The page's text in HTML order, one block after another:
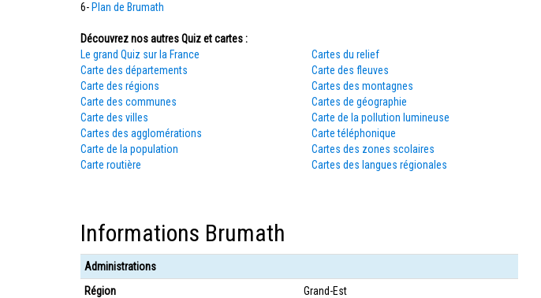
6- Plan de Brumath
Découvrez nos autres Quiz et cartes :
Le grand Quiz sur la France
Carte des départements
Carte des régions
Carte des communes
Carte des villes
Cartes des agglomérations
Carte de la population
Carte routière
Cartes du relief
Carte des fleuves
Cartes des montagnes
Cartes de géographie
Carte de la pollution lumineuse
Carte téléphonique
Cartes des zones scolaires
Cartes des langues régionales
Informations Brumath
Administrations
Région
Grand-Est